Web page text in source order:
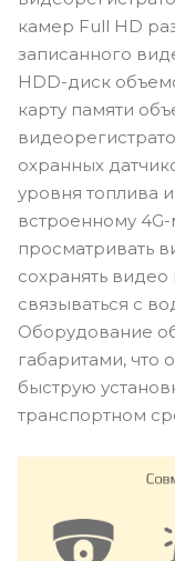
камер Full HD
записанного
HDD-диск
карту памяти
охранных
уровня топлива
встроенному
просматривать
сохранять
связываться с
Оборудование
габаритами, что
быструю
транспортном